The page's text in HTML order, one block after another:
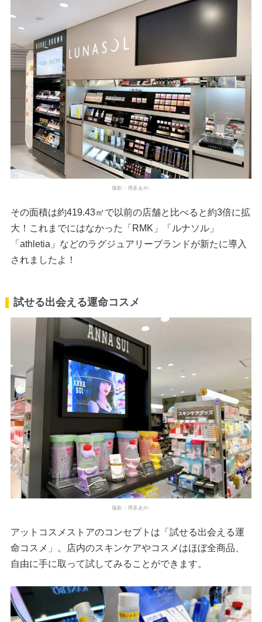
撮影：博多あや.
その面積は約419.43㎡で以前の店舗と比べると約3倍に拡
大！これまでにはなかった「RMK」「ルナソル」
「athletia」などのラグジュアリーブランドが新たに導入
されましたよ！
試せる出会える運命コスメ
撮影：博多あや.
アットコスメストアのコンセプトは「試せる出会える運
命コスメ」。店内のスキンケアやコスメはほぼ全商品、
自由に手に取って試してみることができます。